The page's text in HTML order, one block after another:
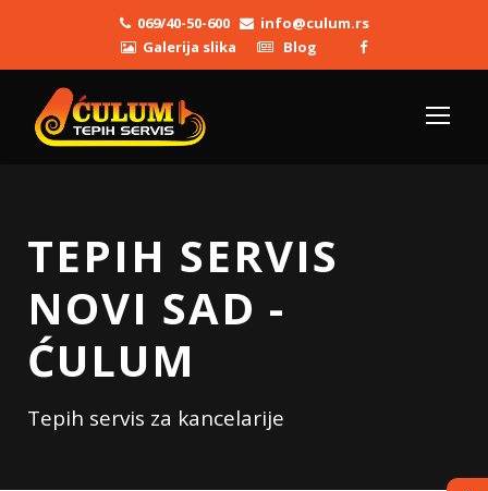
069/40-50-600
info@culum.rs
Galerija slika
Blog
TEPIH SERVIS
NOVI SAD -
ĆULUM
Tepih servis za kancelarije